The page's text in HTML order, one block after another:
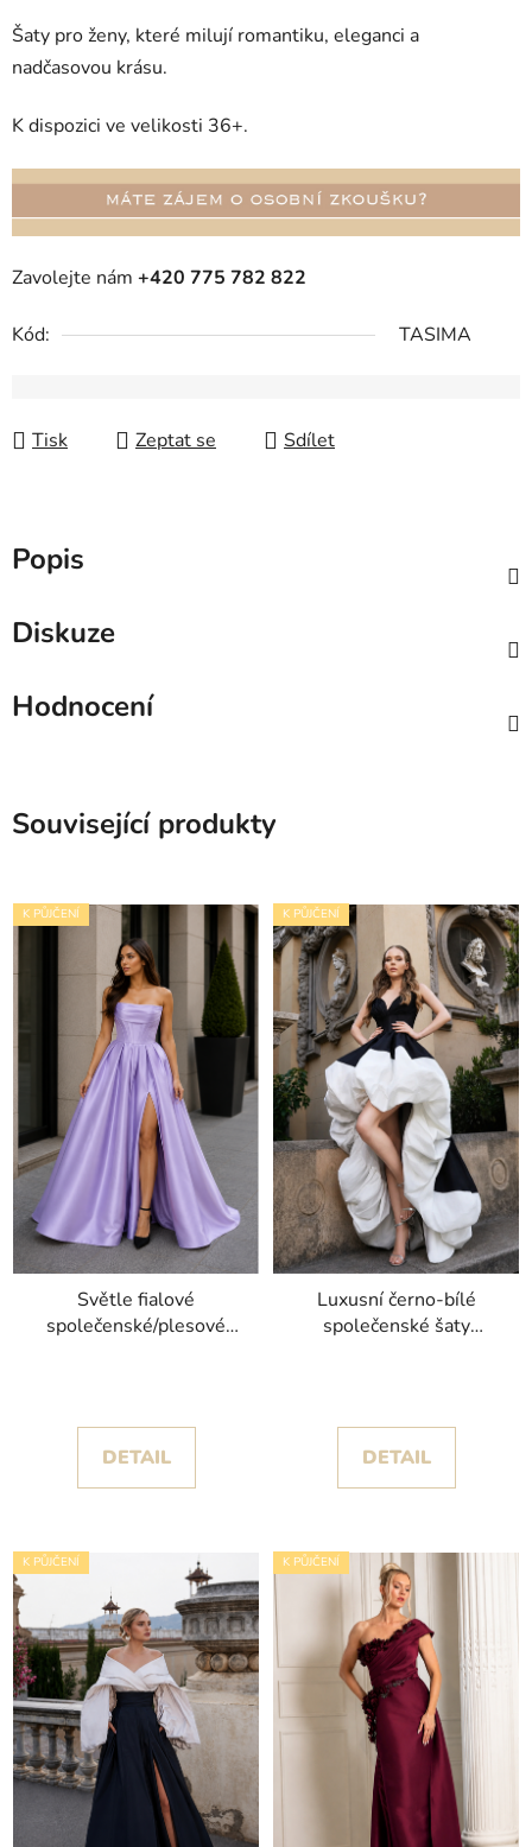
Šaty pro ženy, které milují romantiku, eleganci a
nadčasovou krásu.
K dispozici ve velikosti 36+.
Zavolejte nám +420 775 782 822
Kód: TASIMA
Tisk Zeptat se Sdílet
Popis
Diskuze
Hodnocení
Související produkty
K PŮJČENÍ
Světle fialové
společenské/plesové
DETAIL
K PŮJČENÍ
Luxusní černo-bílé
společenské šaty
DETAIL
K PŮJČENÍ K PŮJČENÍ